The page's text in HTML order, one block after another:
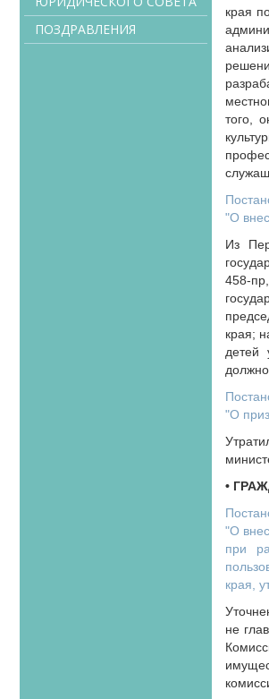
ПОЗДРАВЛЕНИЯ
края
того,
"О
Из
458-
края;
детей
"О
•
"О
при
края,
не